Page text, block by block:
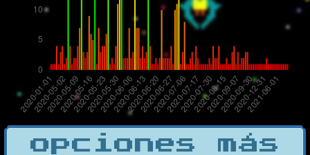
opciones más